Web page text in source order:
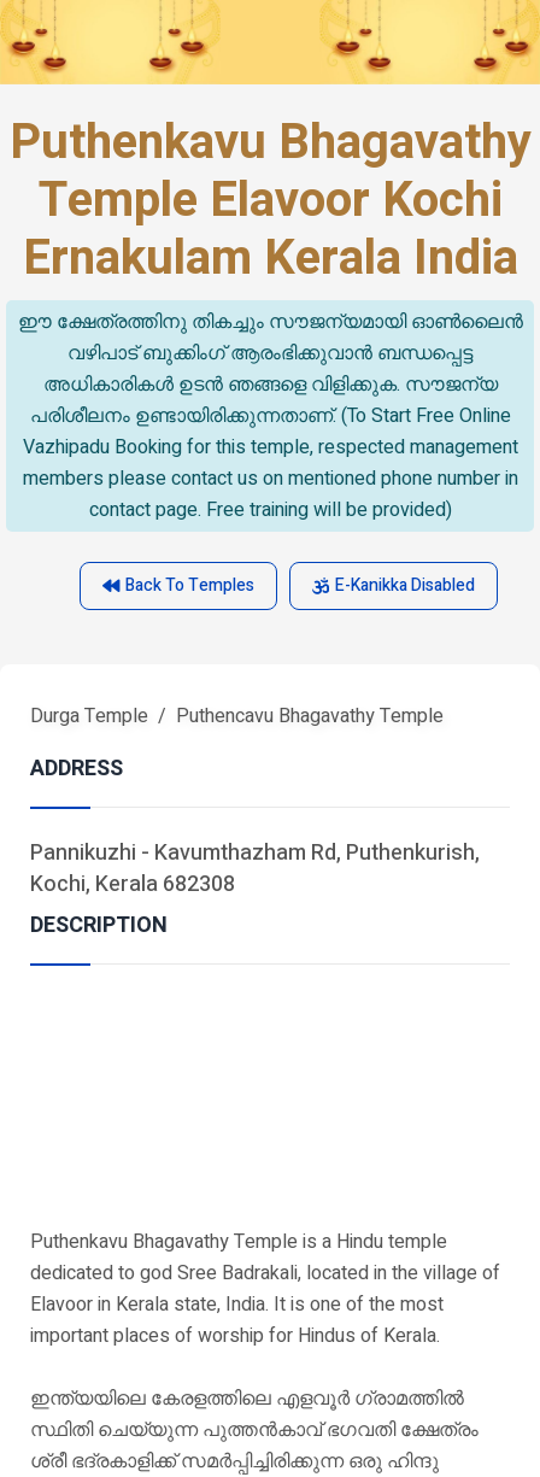
Puthenkavu Bhagavathy
Temple Elavoor Kochi
Ernakulam Kerala India
ഈ ക്ഷേത്രത്തിനു തികച്ചും സൗജന്യമായി ഓൺലൈൻ
വഴിപാട് ബുക്കിംഗ് ആരംഭിക്കുവാൻ ബന്ധപ്പെട്ട
അധികാരികൾ ഉടൻ ഞങ്ങളെ വിളിക്കുക. സൗജന്യ
പരിശീലനം ഉണ്ടായിരിക്കുന്നതാണ്. (To Start Free Online
Vazhipadu Booking for this temple, respected management
members please contact us on mentioned phone number in
contact page. Free training will be provided)
Back To Temples E-Kanikka Disabled
Durga Temple Puthencavu Bhagavathy Temple
ADDRESS
Pannikuzhi - Kavumthazham Rd, Puthenkurish,
Kochi, Kerala 682308
DESCRIPTION
Puthenkavu Bhagavathy Temple is a Hindu temple
dedicated to god Sree Badrakali, located in the village of
Elavoor in Kerala state, India. It is one of the most
important places of worship for Hindus of Kerala.
ഇന്ത്യയിലെ കേരളത്തിലെ എളവൂർ ഗ്രാമത്തിൽ
സ്ഥിതി ചെയ്യുന്ന പുത്തൻകാവ് ഭഗവതി ക്ഷേത്രം
ശ്രീ ഭദ്രകാളിക്ക് സമർപ്പിച്ചിരിക്കുന്ന ഒരു ഹിന്ദു